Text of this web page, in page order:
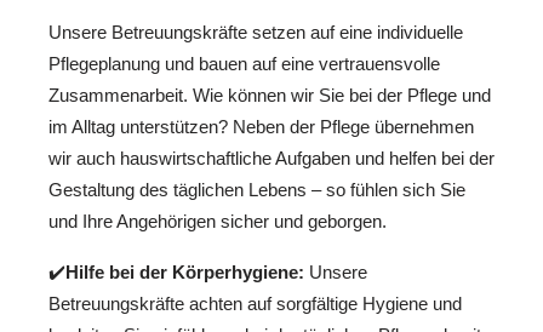
Unsere Betreuungskräfte setzen auf eine individuelle
Pflegeplanung und bauen auf eine vertrauensvolle
Zusammenarbeit. Wie können wir Sie bei der Pflege und
im Alltag unterstützen? Neben der Pflege übernehmen
wir auch hauswirtschaftliche Aufgaben und helfen bei der
Gestaltung des täglichen Lebens – so fühlen sich Sie
und Ihre Angehörigen sicher und geborgen.
✔️Hilfe bei der Körperhygiene: Unsere
Betreuungskräfte achten auf sorgfältige Hygiene und